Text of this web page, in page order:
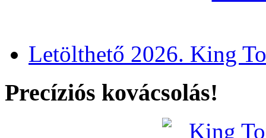
Letölthető 2026. King
Precíziós kovácsolás!